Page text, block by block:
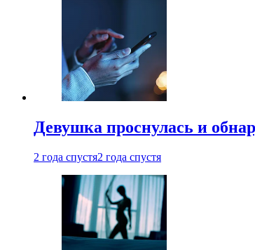
Девушка проснулась и
2 года спустя2 года спустя